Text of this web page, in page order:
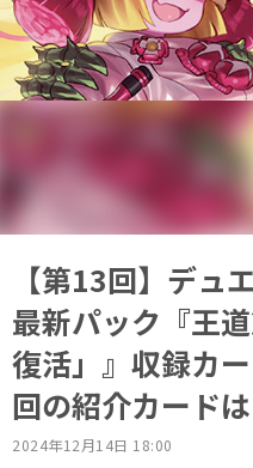
【第13回】デュ
最新パック『王
復活」』収録カ
回の紹介カード
2024年12月14日 18:00